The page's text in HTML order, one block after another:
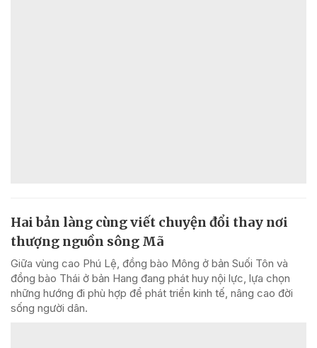
Hai bản làng cùng viết chuyện đổi thay nơi
thượng nguồn sông Mã
Giữa vùng cao Phú Lệ, đồng bào Mông ở bản Suối Tôn và
đồng bào Thái ở bản Hang đang phát huy nội lực, lựa chọn
những hướng đi phù hợp để phát triển kinh tế, nâng cao đời
sống người dân.